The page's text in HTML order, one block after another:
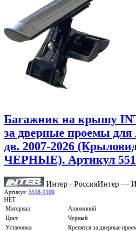
Багажник на крышу
за дверные проемы для
дв. 2007-2026
ЧЕРНЫЕ). Артикул
Интер · РоссияИнтер —
Артикул: 5518-1109
НЕТ
Материал
Алюминий
Цвет
Черный
Установка
Крепятся за дверные